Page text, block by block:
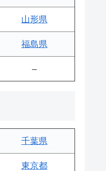
山形県
福島県
–
千葉県
東京都